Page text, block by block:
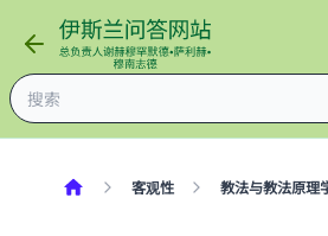
客观性 教法与教法原理